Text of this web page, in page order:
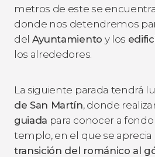
metros de este se
donde nos detendremos
del Ayuntamiento y los
los alrededores.
La siguiente parada tendrá
de San Martín, donde
guiada para conocer a
templo, en el que se aprecia
transición del románico al